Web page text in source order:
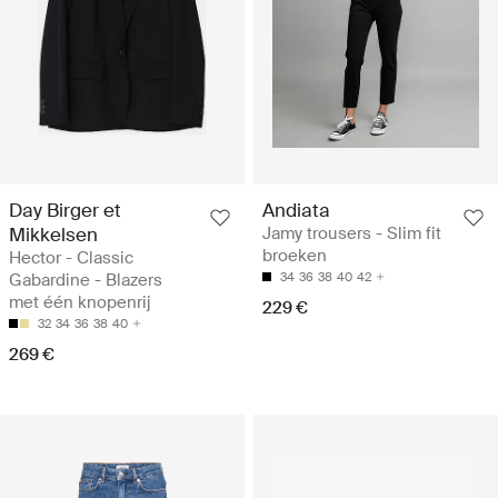
Day Birger et
Mikkelsen
Hector - Classic
Gabardine - Blazers
met één knopenrij
32 34 36 38 40
269 €
Andiata
Jamy trousers - Slim fit
broeken
34 36 38 40 42
229 €